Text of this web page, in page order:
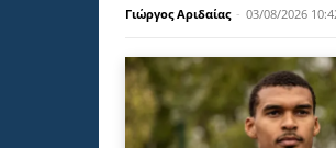
Γιώργος Αριδαίας - 03/08/2026